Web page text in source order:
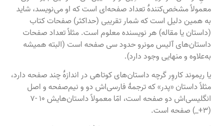
معمولاً مشخص‌کنندهٔ تعداد صفحه‌ای است که او می‌نویسد، شاید
به همین دلیل است که شمار تقریبی (حداکثر) صفحات کتاب
(داستان یا مقاله) هر نویسنده معلوم است. مثلاً تعداد صفحات
داستان‌های آلیس مونرو حدود سی صفحه است (البته همیشه
به‌علاوه و منهایی وجود دارد).
یا ریموند کاروِر گرچه داستان‌های کوتاهی در اندازهٔ چند صفحه دارد،
مثلاً داستان «پدر» که ترجمهٔ فارسی‌اش دو و نیم‌صفحه و اصل
انگلیسی‌اش دو صفحه است، امّا معمولاً داستان‌هایش ۱۰ -۷
(۳+_) صفحه است.